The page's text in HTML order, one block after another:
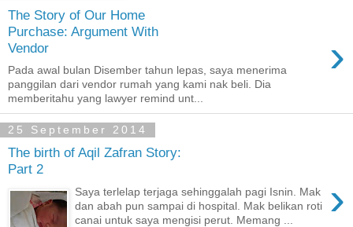
The Story of Our Home
Purchase: Argument With
Vendor
›
Pada awal bulan Disember tahun lepas, saya menerima
panggilan dari vendor rumah yang kami nak beli. Dia
memberitahu yang lawyer remind unt...
25 September 2014
The birth of Aqil Zafran Story:
Part 2
›
Saya terlelap terjaga sehinggalah pagi Isnin. Mak
dan abah pun sampai di hospital. Mak belikan roti
canai untuk saya mengisi perut. Memang ...